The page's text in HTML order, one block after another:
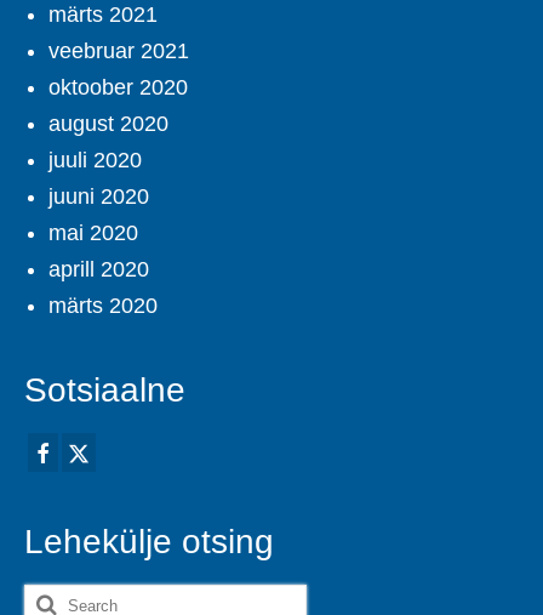
märts 2021
veebruar 2021
oktoober 2020
august 2020
juuli 2020
juuni 2020
mai 2020
aprill 2020
märts 2020
Sotsiaalne
Lehekülje otsing
Search